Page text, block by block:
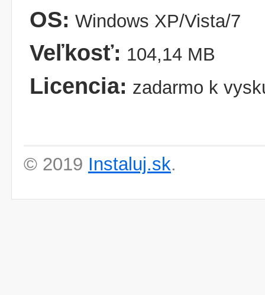
OS: Windows XP/Vista/7
Veľkosť: 104,14 MB
Licencia: zadarmo k
© 2019 Instaluj.sk.